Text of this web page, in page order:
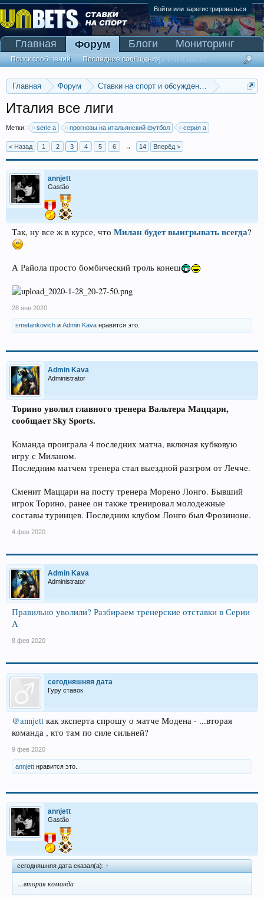
Войти или зарегистрироваться
Главная Форум
Ставки на спорт и обсуждение спортивных
Италия все лиги
Метки: serie a прогнозы на итальянский футбол серия а
< Назад 1 2 3 4 5 6 → 14 Вперёд >
annjett
Gastão
Так, ну все ж в курсе, что Милан будет выигрывать всегда?
А Райола просто бомбический троль конеш
28 янв 2020
smetankovich и Admin Kava нравится это.
Admin Kava
Administrator
Торино уволил главного тренера Вальтера Маццари,
сообщает Sky Sports.
Команда проиграла 4 последних матча, включая кубковую
игру с Миланом.
Последним матчем тренера стал выездной разгром от Лечче.
Сменит Маццари на посту тренера Морено Лонго. Бывший
игрок Торино, ранее он также тренировал молодежные
составы туринцев. Последним клубом Лонго был Фрозиноне.
4 фев 2020
Admin Kava
Administrator
Правильно уволили? Разбираем тренерские отставки в Серии
А
8 фев 2020
сегодняшняя дата
Гуру ставок
@annjett как эксперта спрошу о матче Модена - ...вторая
команда , кто там по силе сильней?
9 фев 2020
annjett нравится это.
annjett
Gastão
сегодняшняя дата сказал(а): ↑
...вторая команда
Главная Форум
Поиск сообщений Последние сообщения
Блоги
Мониторинг
Сканер Pinnacle